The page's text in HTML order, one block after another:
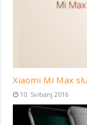
Xiaomi Mi Max
10. Svibanj 2016